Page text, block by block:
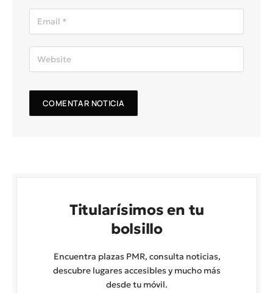
Titularísimos en tu
bolsillo
Encuentra plazas PMR, consulta noticias,
descubre lugares accesibles y mucho más
desde tu móvil.